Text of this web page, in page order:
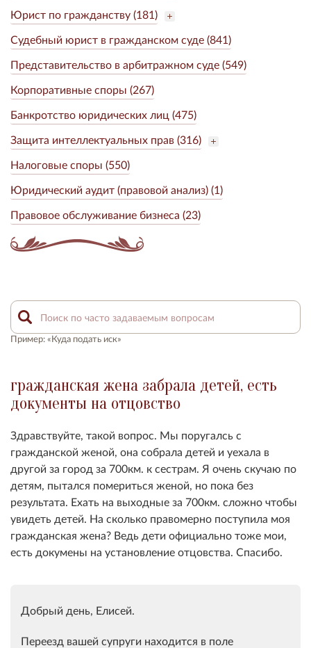
Юрист по гражданству (181)
Судебный юрист в гражданском суде (841)
Представительство в арбитражном суде (549)
Корпоративные споры (267)
Банкротство юридических лиц (475)
Защита интеллектуальных прав (316)
Налоговые споры (550)
Юридический аудит (правовой анализ) (1)
Правовое обслуживание бизнеса (23)
Пример: «Куда подать иск»
гражданская жена забрала детей, есть
документы на отцовство
Здравствуйте, такой вопрос. Мы поругалсь с
гражданской женой, она собрала детей и уехала в
другой за город за 700км. к сестрам. Я очень скучаю по
детям, пытался помериться женой, но пока без
результата. Ехать на выходные за 700км. сложно чтобы
увидеть детей. На сколько правомерно поступила моя
гражданская жена? Ведь дети официально тоже мои,
есть докумены на установление отцовства. Спасибо.
Добрый день, Елисей.
Переезд вашей супруги находится в поле